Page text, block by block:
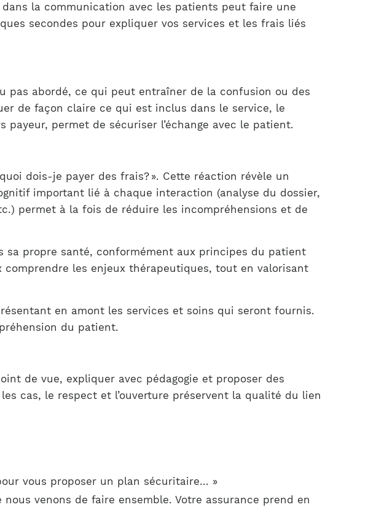
la communication avec les patients peut faire une
secondes pour expliquer vos services et les frais liés
pas abordé, ce qui peut entraîner de la confusion ou des
de façon claire ce qui est inclus dans le service, le
permet de sécuriser l’échange avec le patient.
dois-je payer des frais? ». Cette réaction révèle un
important lié à chaque interaction (analyse du dossier,
permet à la fois de réduire les incompréhensions et de
propre santé, conformément aux principes du patient
comprendre les enjeux thérapeutiques, tout en valorisant
en amont les services et soins qui seront fournis.
du patient.
de vue, expliquer avec pédagogie et proposer des
cas, le respect et l’ouverture préservent la qualité du lien
vous proposer un plan sécuritaire… »
venons de faire ensemble. Votre assurance prend en